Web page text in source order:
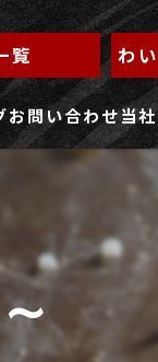
覧 わ
お問い合わせ当
鉄